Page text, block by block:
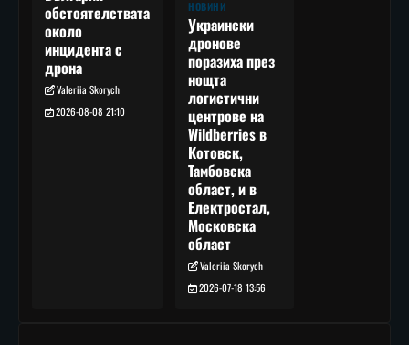
обстоятелствата
около
инцидента с
дрона
Valeriia Skorych
2026-08-08 21:10
НОВИНИ
Украински
дронове
поразиха през
нощта
логистични
центрове на
Wildberries в
Котовск,
Тамбовска
област, и в
Електростал,
Московска
област
Valeriia Skorych
2026-07-18 13:56